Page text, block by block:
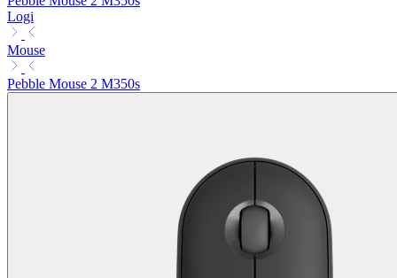
Logi
Mouse
Pebble Mouse 2 M350s